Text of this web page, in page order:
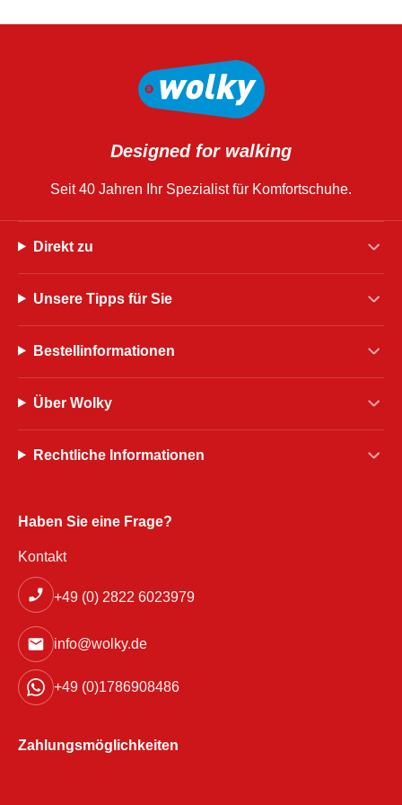
Designed for walking
Seit 40 Jahren Ihr Spezialist für Komfortschuhe.
Direkt zu
Unsere Tipps für Sie
Bestellinformationen
Über Wolky
Rechtliche Informationen
Haben Sie eine Frage?
Kontakt
+49 (0) 2822 6023979
info@wolky.de
+49 (0)1786908486
Zahlungsmöglichkeiten